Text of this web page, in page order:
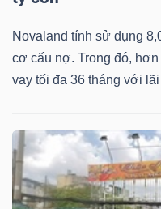
Novaland tính sử dụng
cơ cấu nợ. Trong đó,
vay tối đa 36 tháng với